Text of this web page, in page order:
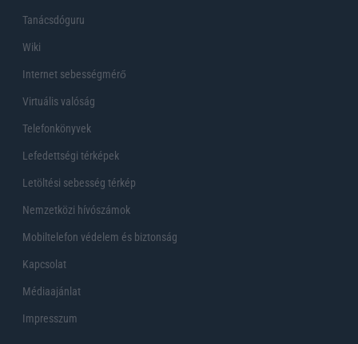
Tanácsdóguru
Wiki
Internet sebességmérő
Virtuális valóság
Telefonkönyvek
Lefedettségi térképek
Letöltési sebesség térkép
Nemzetközi hívószámok
Mobiltelefon védelem és biztonság
Kapcsolat
Médiaajánlat
Impresszum